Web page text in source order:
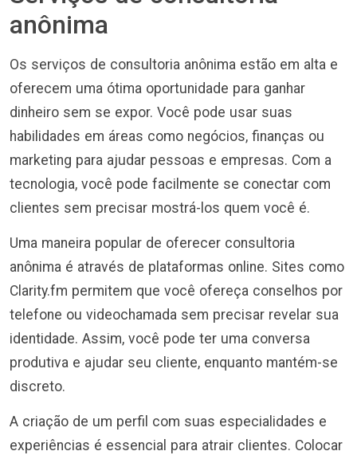
anônima
Os serviços de consultoria anônima estão em alta e
oferecem uma ótima oportunidade para ganhar
dinheiro sem se expor. Você pode usar suas
habilidades em áreas como negócios, finanças ou
marketing para ajudar pessoas e empresas. Com a
tecnologia, você pode facilmente se conectar com
clientes sem precisar mostrá-los quem você é.
Uma maneira popular de oferecer consultoria
anônima é através de plataformas online. Sites como
Clarity.fm permitem que você ofereça conselhos por
telefone ou videochamada sem precisar revelar sua
identidade. Assim, você pode ter uma conversa
produtiva e ajudar seu cliente, enquanto mantém-se
discreto.
A criação de um perfil com suas especialidades e
experiências é essencial para atrair clientes. Colocar